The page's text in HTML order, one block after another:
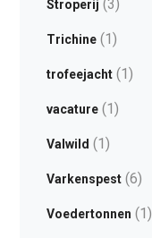
Stroperij (3)
Trichine(1)
trofeejacht(1)
vacature(1)
Valwild (1)
Varkenspest(6)
Voedertonnen (1)